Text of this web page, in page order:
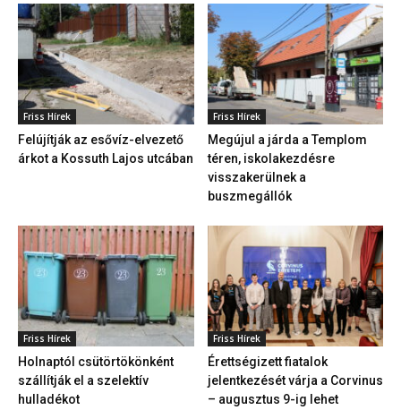
Friss Hírek
Felújítják az esővíz-elvezető
árkot a Kossuth Lajos utcában
Friss Hírek
Megújul a járda a Templom
téren, iskolakezdésre
visszakerülnek a
buszmegállók
Friss Hírek
Holnaptól csütörtökönként
szállítják el a szelektív
hulladékot
Friss Hírek
Érettségizett fiatalok
jelentkezését várja a Corvinus
– augusztus 9-ig lehet